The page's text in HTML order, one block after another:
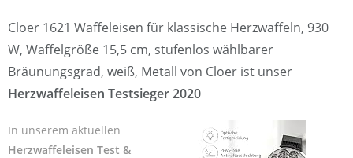
Cloer 1621 Waffeleisen für klassische Herzwaffeln, 930
W, Waffelgröße 15,5 cm, stufenlos wählbarer
Bräunungsgrad, weiß, Metall von Cloer ist unser
Herzwaffeleisen Testsieger 2020
In unserem aktuellen
Herzwaffeleisen Test &